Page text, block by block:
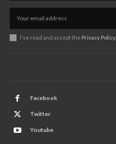
I've read and accept the Privacy Policy.
Facebook
Twitter
Youtube